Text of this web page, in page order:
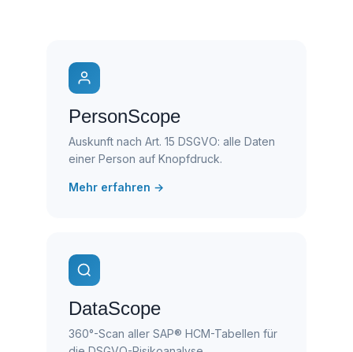
PersonScope
Auskunft nach Art. 15 DSGVO: alle Daten
einer Person auf Knopfdruck.
Mehr erfahren →
DataScope
360°-Scan aller SAP® HCM-Tabellen für